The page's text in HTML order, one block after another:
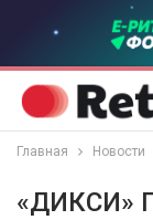
Главная Новости
«ДИКСИ»